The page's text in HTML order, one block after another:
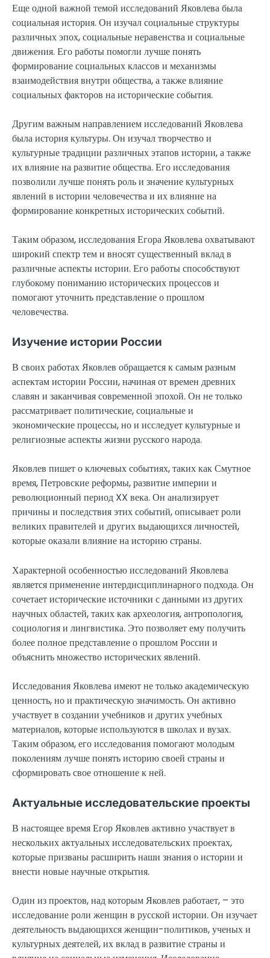
Еще одной важной темой исследований Яковлева была
социальная история. Он изучал социальные структуры
различных эпох, социальные неравенства и социальные
движения. Его работы помогли лучше понять
формирование социальных классов и механизмы
взаимодействия внутри общества, а также влияние
социальных факторов на исторические события.
Другим важным направлением исследований Яковлева
была история культуры. Он изучал творчество и
культурные традиции различных этапов истории, а также
их влияние на развитие общества. Его исследования
позволили лучше понять роль и значение культурных
явлений в истории человечества и их влияние на
формирование конкретных исторических событий.
Таким образом, исследования Егора Яковлева охватывают
широкий спектр тем и вносят существенный вклад в
различные аспекты истории. Его работы способствуют
глубокому пониманию исторических процессов и
помогают уточнить представление о прошлом
человечества.
Изучение истории России
В своих работах Яковлев обращается к самым разным
аспектам истории России, начиная от времен древних
славян и заканчивая современной эпохой. Он не только
рассматривает политические, социальные и
экономические процессы, но и исследует культурные и
религиозные аспекты жизни русского народа.
Яковлев пишет о ключевых событиях, таких как Смутное
время, Петровские реформы, развитие империи и
революционный период XX века. Он анализирует
причины и последствия этих событий, описывает роли
великих правителей и других выдающихся личностей,
которые оказали влияние на историю страны.
Характерной особенностью исследований Яковлева
является применение интердисциплинарного подхода. Он
сочетает исторические источники с данными из других
научных областей, таких как археология, антропология,
социология и лингвистика. Это позволяет ему получить
более полное представление о прошлом России и
объяснить множество исторических явлений.
Исследования Яковлева имеют не только академическую
ценность, но и практическую значимость. Он активно
участвует в создании учебников и других учебных
материалов, которые используются в школах и вузах.
Таким образом, его исследования помогают молодым
поколениям лучше понять историю своей страны и
сформировать свое отношение к ней.
Актуальные исследовательские проекты
В настоящее время Егор Яковлев активно участвует в
нескольких актуальных исследовательских проектах,
которые призваны расширить наши знания о истории и
внести новые научные открытия.
Один из проектов, над которым Яковлев работает, – это
исследование роли женщин в русской истории. Он изучает
деятельность выдающихся женщин-политиков, ученых и
культурных деятелей, их вклад в развитие страны и